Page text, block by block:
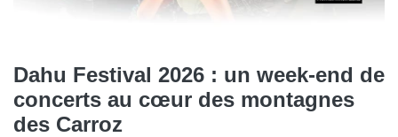
Dahu Festival 2026 : un week-end de
concerts au cœur des montagnes
des Carroz